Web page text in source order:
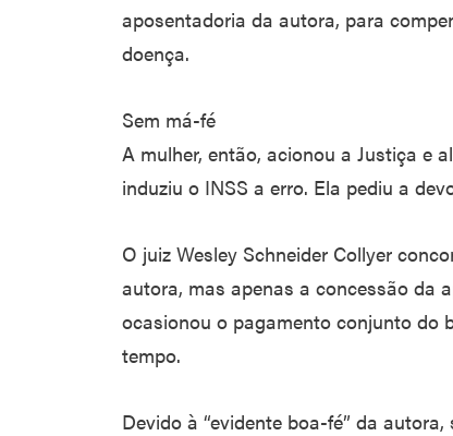
aposentadoria da autora, para
doença.
Sem má-fé
A mulher, então, acionou a Justiça e
induziu o INSS a erro. Ela pediu a
O juiz Wesley Schneider Collyer
autora, mas apenas a concessão da
ocasionou o pagamento conjunto do
tempo.
Devido à “evidente boa-fé” da